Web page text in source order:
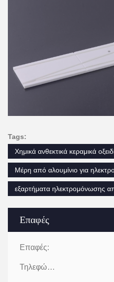
Επαφές
Επαφές:
Τηλεφώνημα:
Tags:
Χημικά ανθεκτικά κεραμικά
Μέρη από αλουμίνιο για
εξαρτήματα ηλεκτρομόνωσης